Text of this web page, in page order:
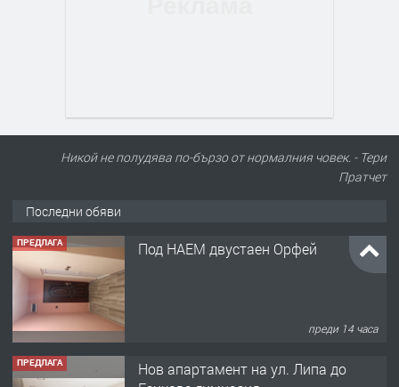
Никой не полудява по-бързо от нормалния човек. - Тери
Пратчет
Последни обяви
ПРЕДЛАГА Под НАЕМ двустаен Орфей
преди 14 часа
ПРЕДЛАГА
Нов апартамент на ул. Липа до